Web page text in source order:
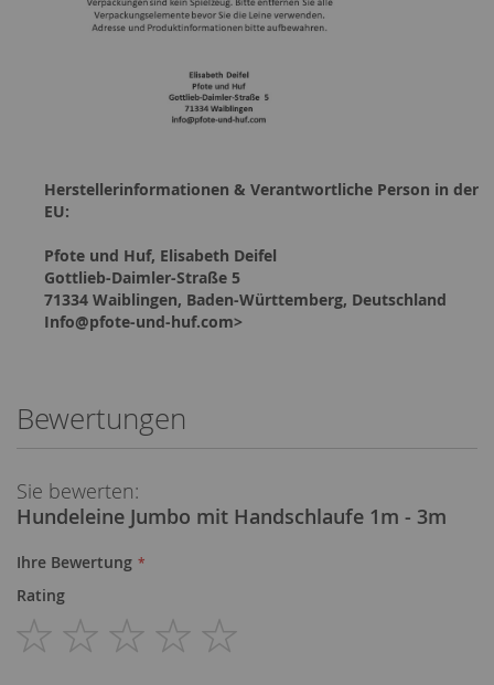
Herstellerinformationen & Verantwortliche Person in der
EU:
Pfote und Huf, Elisabeth Deifel
Gottlieb-Daimler-Straße 5
71334 Waiblingen, Baden-Württemberg, Deutschland
Info@pfote-und-huf.com>
Bewertungen
Sie bewerten:
Hundeleine Jumbo mit Handschlaufe 1m - 3m
Ihre Bewertung
Rating